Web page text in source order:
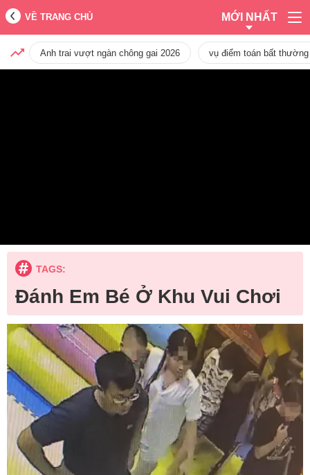
VỀ TRANG CHỦ MỚI NHẤT
Anh trai vượt ngàn chông gai 2026 vụ điểm toán bất
TAGS:
Đánh Em Bé Ở Khu Vui Chơi